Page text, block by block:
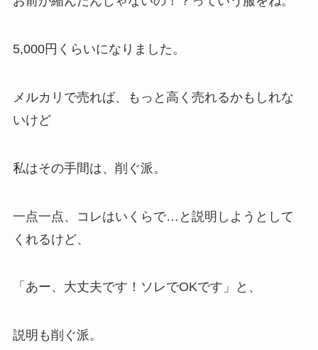
5,000円くらいになりました。
メルカリで売れば、もっと高く売れるかもしれな
いけど
私はその手間は、削ぐ派。
一点一点、コレはいくらで…と説明しようとして
くれるけど、
「あー、大丈夫です！ソレでOKです」と、
説明も削ぐ派。